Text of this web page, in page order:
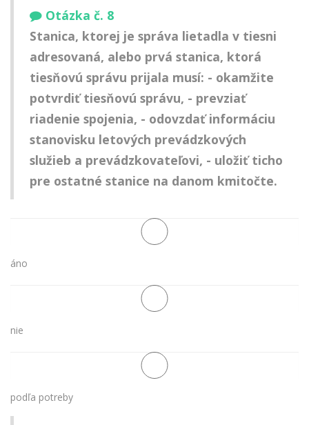
Otázka č. 8
Stanica, ktorej je správa lietadla v tiesni
adresovaná, alebo prvá stanica, ktorá
tiesňovú správu prijala musí: - okamžite
potvrdiť tiesňovú správu, - prevziať
riadenie spojenia, - odovzdať informáciu
stanovisku letových prevádzkových
služieb a prevádzkovateľovi, - uložiť ticho
pre ostatné stanice na danom kmitočte.
áno
nie
podľa potreby